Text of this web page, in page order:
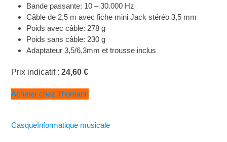
Bande passante: 10 – 30.000 Hz
Câble de 2,5 m avec fiche mini Jack stéréo 3,5 mm
Poids avec câble: 278 g
Poids sans câble: 230 g
Adaptateur 3,5/6,3mm et trousse inclus
Prix indicatif :24,60 €
Acheter chez Thomann
CasqueInformatique musicale